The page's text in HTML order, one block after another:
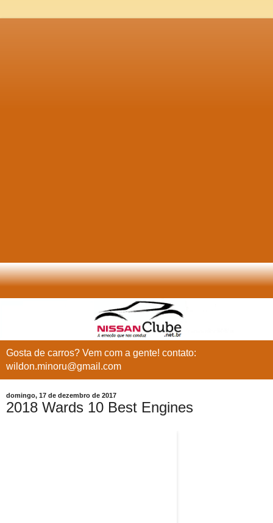
Gosta de carros? Vem com a gente! contato:
wildon.minoru@gmail.com
domingo, 17 de dezembro de 2017
2018 Wards 10 Best Engines